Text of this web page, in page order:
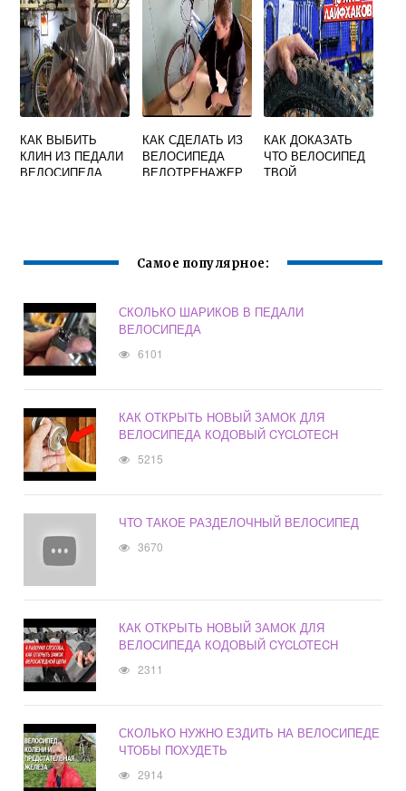
КАК ВЫБИТЬ
КЛИН ИЗ ПЕДАЛИ
ВЕЛОСИПЕДА
КАК СДЕЛАТЬ ИЗ
ВЕЛОСИПЕДА
ВЕЛОТРЕНАЖЕР
КАК ДОКАЗАТЬ
ЧТО ВЕЛОСИПЕД
ТВОЙ
Самое популярное:
СКОЛЬКО ШАРИКОВ В ПЕДАЛИ
ВЕЛОСИПЕДА
6101
КАК ОТКРЫТЬ НОВЫЙ ЗАМОК ДЛЯ
ВЕЛОСИПЕДА КОДОВЫЙ CYCLOTECH
5215
ЧТО ТАКОЕ РАЗДЕЛОЧНЫЙ ВЕЛОСИПЕД
3670
КАК ОТКРЫТЬ НОВЫЙ ЗАМОК ДЛЯ
ВЕЛОСИПЕДА КОДОВЫЙ CYCLOTECH
2311
СКОЛЬКО НУЖНО ЕЗДИТЬ НА ВЕЛОСИПЕДЕ
ЧТОБЫ ПОХУДЕТЬ
2914